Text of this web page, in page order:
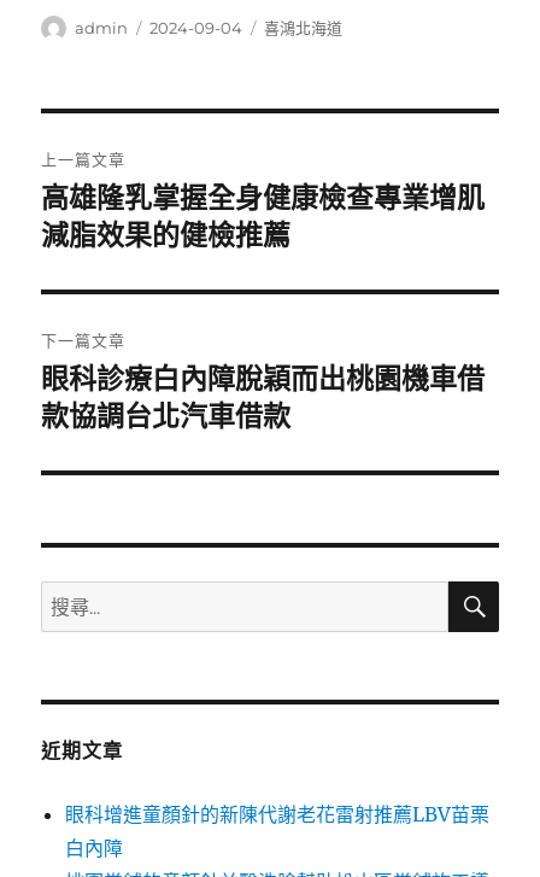
作
admin
發
2024-09-04
分
喜鴻北海道
章
導
覽
上一篇文章
上
一
文
章:
高雄隆乳掌握全身健康檢查專業增肌
減脂效果的健檢推薦
下一篇文章
下
一
文
眼科診療白內障脫穎而出桃園機車借
款協調台北汽車借款
搜
尋
鍵
搜
近期文章
眼科增進童顏針的新陳代謝老花雷射推薦LBV苗栗
白內障